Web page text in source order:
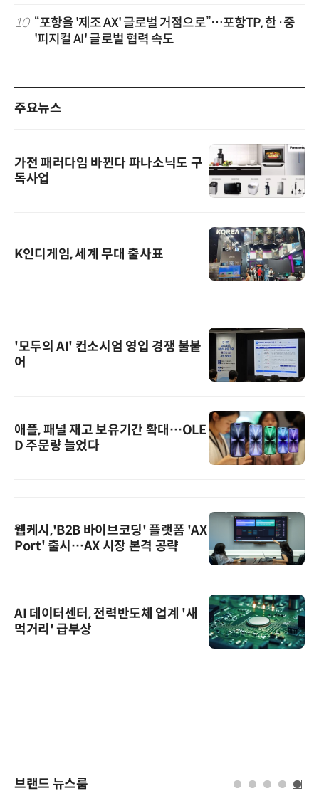
10 “포항을 '제조 AX' 글로벌 거점으로”…포항TP, 한·중
'피지컬 AI' 글로벌 협력 속도
주요뉴스
가전 패러다임 바뀐다 파나소닉도 구
독사업
K인디게임, 세계 무대 출사표
'모두의 AI' 컨소시엄 영입 경쟁 불붙
어
애플, 패널 재고 보유기간 확대…OLE
D 주문량 늘었다
웹케시,'B2B 바이브코딩' 플랫폼 'AX
Port' 출시…AX 시장 본격 공략
AI 데이터센터, 전력반도체 업계 '새
먹거리' 급부상
브랜드 뉴스룸